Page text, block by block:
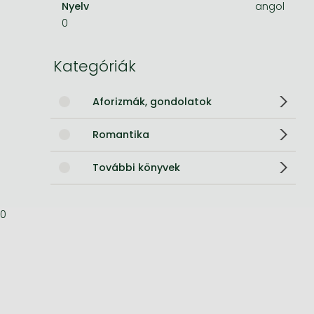
Bleach manga
Nyelv
angol
0
Kategóriák
Aforizmák, gondolatok
Romantika
További könyvek
0